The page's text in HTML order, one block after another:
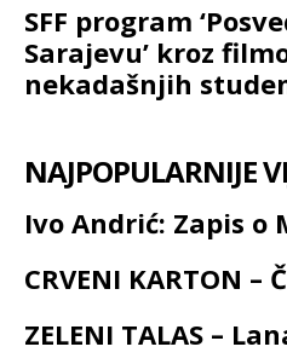
SFF program
Sarajevu’ kroz
nekadašnjih
NAJPOPULARNIJE
Ivo Andrić: Zapis o
CRVENI KARTON –
ZELENI TALAS –